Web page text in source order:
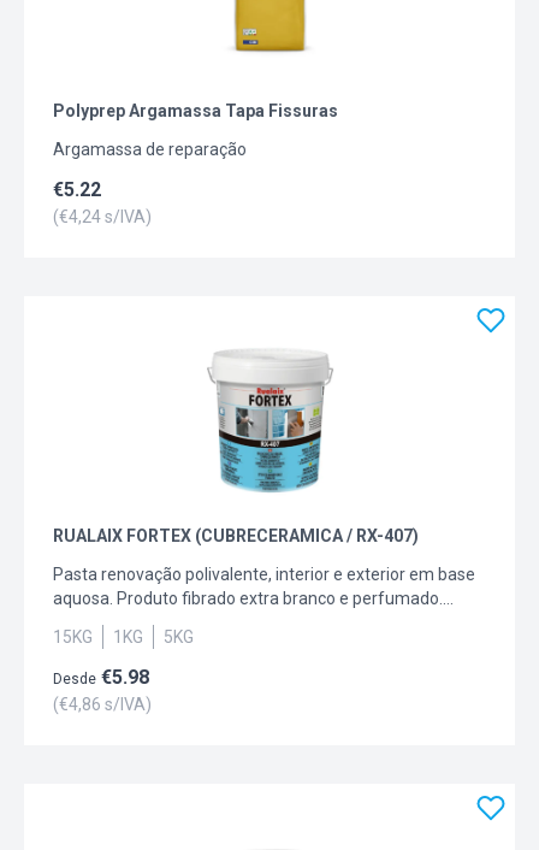
Polyprep Argamassa Tapa Fissuras
Argamassa de reparação
€5.22
(€4,24s/IVA)
RUALAIX FORTEX (CUBRECERAMICA / RX-407)
Pasta renovação polivalente, interior e exterior em base
aquosa. Produto fibrado extra branco e perfumado.
Possibilidade de aplicação sobre fundos de tinta plástica
convencional, esmaltes tradicionais, cerâmicas, grés.
15KG 1KG 5KG
Desde €5.98
(€4,86 s/IVA)